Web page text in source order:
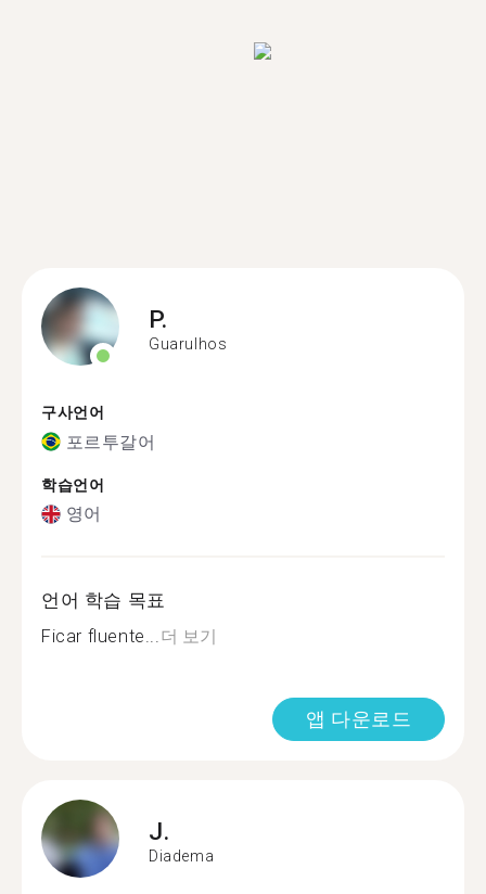
P.
Guarulhos
구사언어
포르투갈어
학습언어
영어
언어 학습 목표
Ficar fluente...더 보기
앱 다운로드
J.
Diadema